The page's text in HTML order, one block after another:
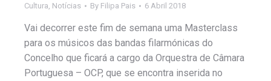
Cultura Notícias By Filipa Pais 6 Abril 2018
Vai decorrer este fim de semana uma Masterclass
para os músicos das bandas filarmónicas do
Concelho que ficará a cargo da Orquestra de Câmara
Portuguesa – OCP, que se encontra inserida no